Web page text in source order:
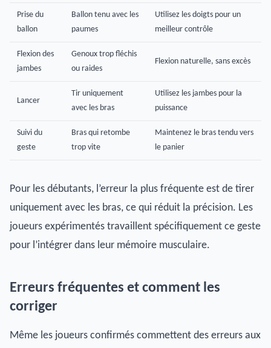
Prise du
ballon
Ballon tenu avec les
paumes
Utilisez les doigts pour un
meilleur contrôle
Flexion des
jambes
Genoux trop fléchis
ou raides
Flexion naturelle, sans excès
Lancer
Tir uniquement
avec les bras
Utilisez les jambes pour la
puissance
Suivi du
geste
Bras qui retombe
trop vite
Maintenez le bras tendu vers
le panier
Pour les débutants, l’erreur la plus fréquente est de tirer
uniquement avec les bras, ce qui réduit la précision. Les
joueurs expérimentés travaillent spécifiquement ce geste
pour l’intégrer dans leur mémoire musculaire.
Erreurs fréquentes et comment les
corriger
Même les joueurs confirmés commettent des erreurs aux